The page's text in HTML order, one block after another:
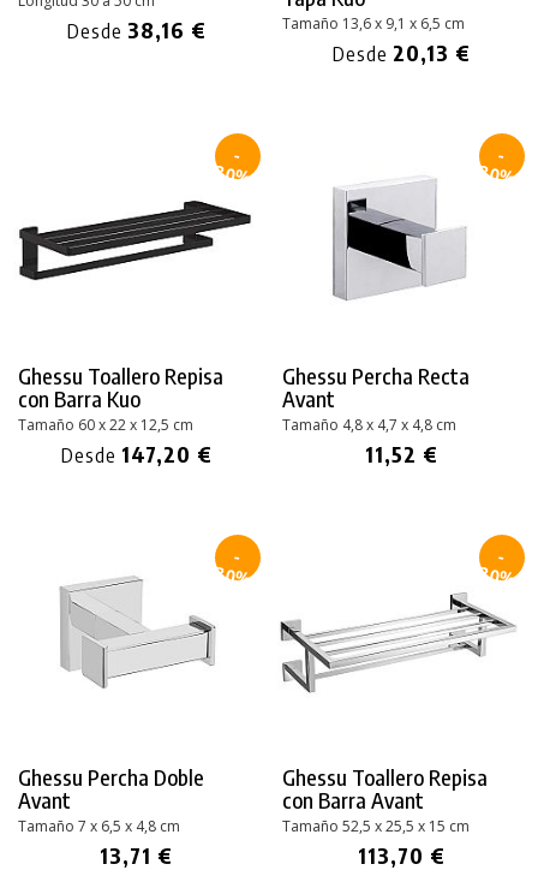
Desde 38,16 € Tamaño 13,6 x 9,1 x 6,5 cm
Desde 20,13 €
-
30%
Ghessu Toallero Repisa
con Barra Kuo
Tamaño 60 x 22 x 12,5 cm
Desde 147,20 €
-
30%
Ghessu Percha Recta
Avant
Tamaño 4,8 x 4,7 x 4,8 cm
11,52 €
-
30%
Ghessu Percha Doble
Avant
Tamaño 7 x 6,5 x 4,8 cm
13,71 €
-
30%
Ghessu Toallero Repisa
con Barra Avant
Tamaño 52,5 x 25,5 x 15 cm
113,70 €